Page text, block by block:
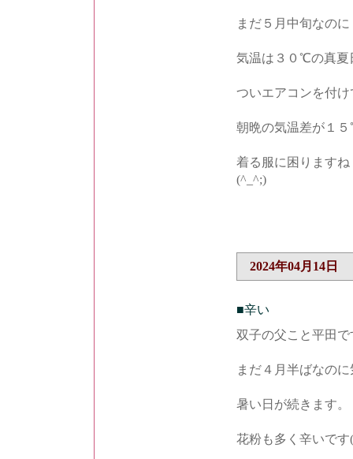
まだ５月中旬なのに
気温は３０℃の真夏
ついエアコンを付
朝晩の気温差が１
着る服に困りますね
(^_^;)
2024年04月14日
■辛い
双子の父こと平田で
まだ４月半ばなの
暑い日が続きます。
花粉も多く辛いです